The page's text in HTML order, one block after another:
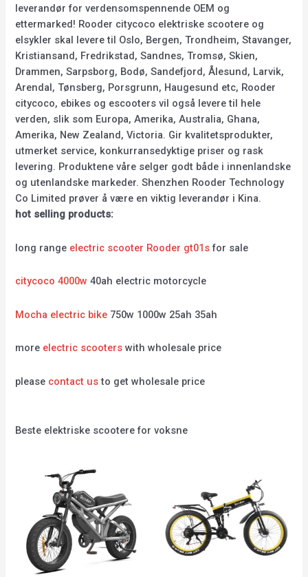
leverandør for verdensomspennende OEM og
ettermarked! Rooder citycoco elektriske scootere og
elsykler skal levere til Oslo, Bergen, Trondheim, Stavanger,
Kristiansand, Fredrikstad, Sandnes, Tromsø, Skien,
Drammen, Sarpsborg, Bodø, Sandefjord, Ålesund, Larvik,
Arendal, Tønsberg, Porsgrunn, Haugesund etc, Rooder
citycoco, ebikes og escooters vil også levere til hele
verden, slik som Europa, Amerika, Australia, Ghana,
Amerika, New Zealand, Victoria. Gir kvalitetsprodukter,
utmerket service, konkurransedyktige priser og rask
levering. Produktene våre selger godt både i innenlandske
og utenlandske markeder. Shenzhen Rooder Technology
Co Limited prøver å være en viktig leverandør i Kina.
hot selling products:
long range electric scooter Rooder gt01sfor sale
citycoco 4000w 40ah electric motorcycle
Mocha electric bike 750w 1000w 25ah 35ah
more electric scooters with wholesale price
please contact usto get wholesale price
Beste elektriske scootere for voksne